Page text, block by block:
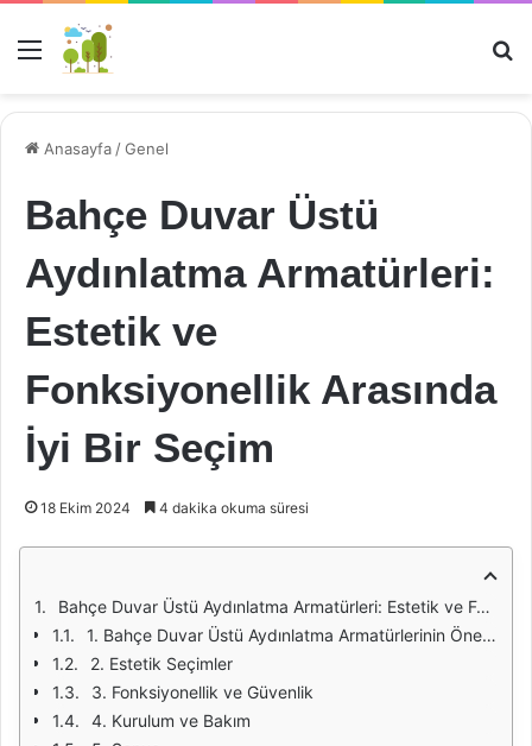
Menü
Anasayfa /Genel
Bahçe Duvar Üstü
Aydınlatma Armatürleri:
Estetik ve
Fonksiyonellik Arasında
İyi Bir Seçim
18 Ekim 2024 4 dakika okuma süresi
Bahçe Duvar Üstü Aydınlatma Armatürleri: Estetik ve Fonksiyonellik Arasında İyi Bir Seçim
1. Bahçe Duvar Üstü Aydınlatma Armatürlerinin Önemi
2. Estetik Seçimler
3. Fonksiyonellik ve Güvenlik
4. Kurulum ve Bakım